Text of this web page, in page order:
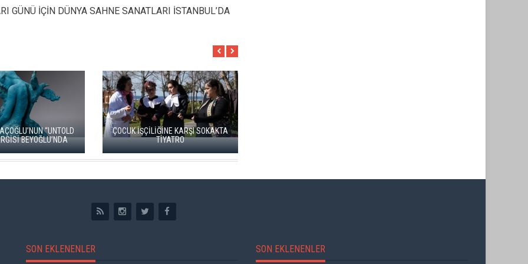
GÜNÜ İÇİN DÜNYA SAHNE SANATLARI İSTANBUL’DA
ŞORAY VE CAHİT BERKAY,
AL YAZMALIM’I
BİRLİKTE İZLEDİ
ÖDÜLLÜ FİLMLER İLK KEZ AYVALIK
FİLM FESTİVALİ’NDE
SON EKLENENLER SON EKLENENLER